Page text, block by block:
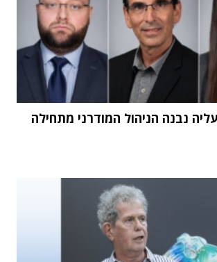
נבנה הניהול המודרני מתחילה